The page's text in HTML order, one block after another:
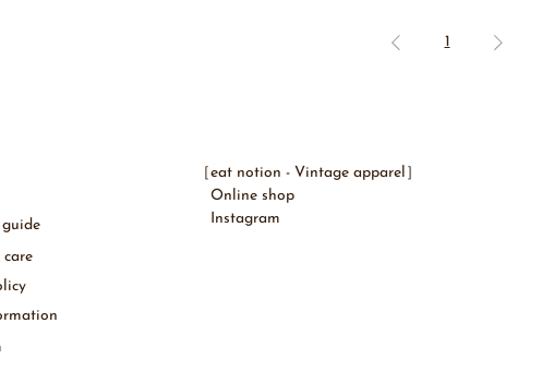
1
［eat notion - ​Vintage apparel］
Online shop
Instagram
care